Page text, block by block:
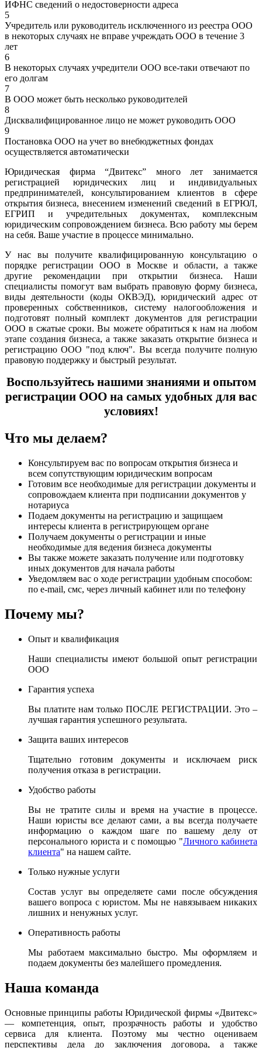
ИФНС сведений о недостоверности адреса
5
Учредитель или руководитель исключенного из реестра ООО
в некоторых случаях не вправе учреждать ООО в течение 3
лет
6
В некоторых случаях учредители ООО все-таки отвечают по
его долгам
7
В ООО может быть несколько руководителей
8
Дисквалифицированное лицо не может руководить ООО
9
Постановка ООО на учет во внебюджетных фондах
осуществляется автоматически
Юридическая фирма “Двитекс” много лет занимается
регистрацией юридических лиц и индивидуальных
предпринимателей, консультированием клиентов в сфере
открытия бизнеса, внесением изменений сведений в ЕГРЮЛ,
ЕГРИП и учредительных документах, комплексным
юридическим сопровождением бизнеса. Всю работу мы берем
на себя. Ваше участие в процессе минимально.
У нас вы получите квалифицированную консультацию о
порядке регистрации ООО в Москве и области, а также
другие рекомендации при открытии бизнеса. Наши
специалисты помогут вам выбрать правовую форму бизнеса,
виды деятельности (коды ОКВЭД), юридический адрес от
проверенных собственников, систему налогообложения и
подготовят полный комплект документов для регистрации
ООО в сжатые сроки. Вы можете обратиться к нам на любом
этапе создания бизнеса, а также заказать открытие бизнеса и
регистрацию ООО "под ключ". Вы всегда получите полную
правовую поддержку и быстрый результат.
Воспользуйтесь нашими знаниями и опытом
регистрации ООО на самых удобных для вас
условиях!
Что мы делаем?
Консультируем вас по вопросам открытия бизнеса и
всем сопутствующим юридическим вопросам
Готовим все необходимые для регистрации документы и
сопровождаем клиента при подписании документов у
нотариуса
Подаем документы на регистрацию и защищаем
интересы клиента в регистрирующем органе
Получаем документы о регистрации и иные
необходимые для ведения бизнеса документы
Вы также можете заказать получение или подготовку
иных документов для начала работы
Уведомляем вас о ходе регистрации удобным способом:
по e-mail, смс, через личный кабинет или по телефону
Почему мы?
Опыт и квалификация
Наши специалисты имеют большой опыт регистрации
ООО
Гарантия успеха
Вы платите нам только ПОСЛЕ РЕГИСТРАЦИИ. Это –
лучшая гарантия успешного результата.
Защита ваших интересов
Тщательно готовим документы и исключаем риск
получения отказа в регистрации.
Удобство работы
Вы не тратите силы и время на участие в процессе.
Наши юристы все делают сами, а вы всегда получаете
информацию о каждом шаге по вашему делу от
персонального юриста и с помощью "Личного кабинета
клиента" на нашем сайте.
Только нужные услуги
Состав услуг вы определяете сами после обсуждения
вашего вопроса с юристом. Мы не навязываем никаких
лишних и ненужных услуг.
Оперативность работы
Мы работаем максимально быстро. Мы оформляем и
подаем документы без малейшего промедления.
Наша команда
Основные принципы работы Юридической фирмы «Двитекс»
— компетенция, опыт, прозрачность работы и удобство
сервиса для клиента. Поэтому мы честно оцениваем
перспективы дела до заключения договора, а также